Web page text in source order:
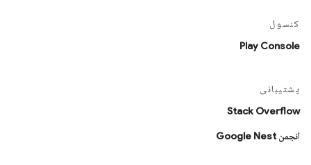
کنسول
Play Console
پشتیبانی
Stack Overflow
انجمن Google Nest